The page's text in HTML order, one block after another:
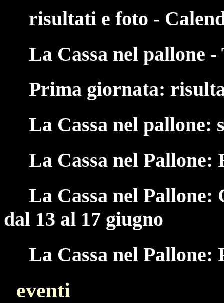
risultati e foto -
La Cassa nel pallone
Prima giornata:
La Cassa nel pallone:
La Cassa nel Pallone:
La Cassa nel
dal 13 al 17 giugno
La Cassa nel Pallone:
eventi